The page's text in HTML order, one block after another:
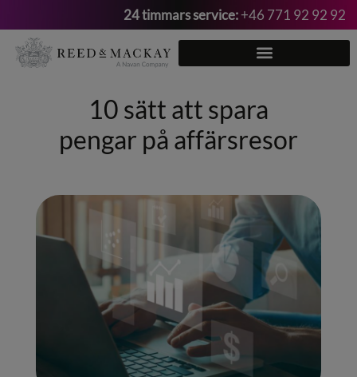
Hoppa
till
24 timmars service:+46 771 92 92 92
10 sätt att spara
pengar på affärsresor